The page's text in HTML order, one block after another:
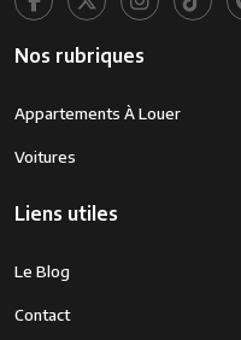
Nos rubriques
Appartements À Louer
Voitures
Liens utiles
Le Blog
Contact